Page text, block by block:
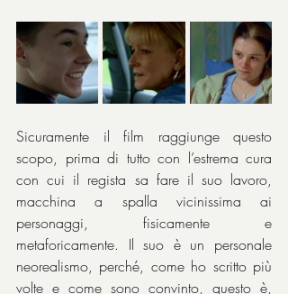
Sicuramente il film raggiunge questo
scopo, prima di tutto con l’estrema cura
con cui il regista sa fare il suo lavoro,
macchina a spalla vicinissima ai
personaggi, fisicamente e
metaforicamente. Il suo è un personale
neorealismo, perché, come ho scritto più
volte e come sono convinto, questo è,